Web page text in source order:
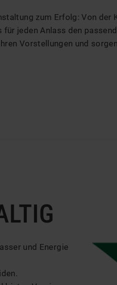
zum Erfolg: Von der
für jeden Anlass den
Vorstellungen und
und Energie